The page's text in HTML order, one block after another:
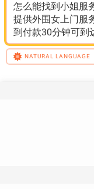
怎么能找到小姐服
提供外围女上门服
到付款30分钟可到
NATURAL LANGUAGE